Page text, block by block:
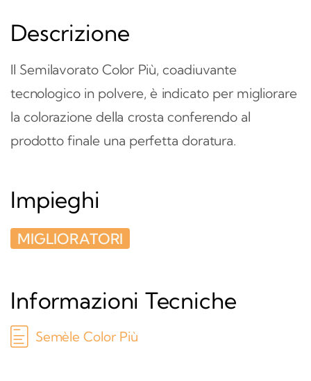
Descrizione
Il Semilavorato Color Più, coadiuvante
tecnologico in polvere, è indicato per migliorare
la colorazione della crosta conferendo al
prodotto finale una perfetta doratura.
Impieghi
MIGLIORATORI
Informazioni Tecniche
Semèle Color Più